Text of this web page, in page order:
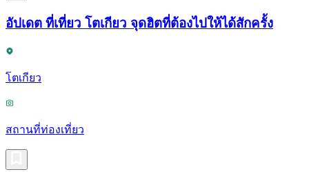
อัปเดต ที่เที่ยว โตเกียว จุดฮิตที่ต้องไปให้ได้สักครั้ง
โตเกียว
สถานที่ท่องเที่ยว